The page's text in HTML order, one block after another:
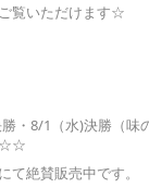
覧いただけます☆
8/1（水)決勝（味
て絶賛販売中です。